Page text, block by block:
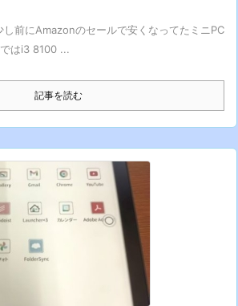
し前にAmazonのセールで安くなってたミニPC
はi3 8100 ...
記事を読む